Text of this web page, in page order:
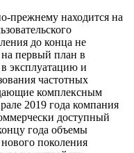
прежнему находится на
до конца не
первый план в
эксплуатацию и
частотных
комплексным
2019 года компания
доступный
года объемы
поколения